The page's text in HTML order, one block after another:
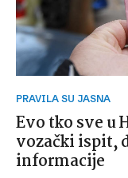
PRAVILA SU JASNA
Evo tko sve u
vozački ispit,
informacije